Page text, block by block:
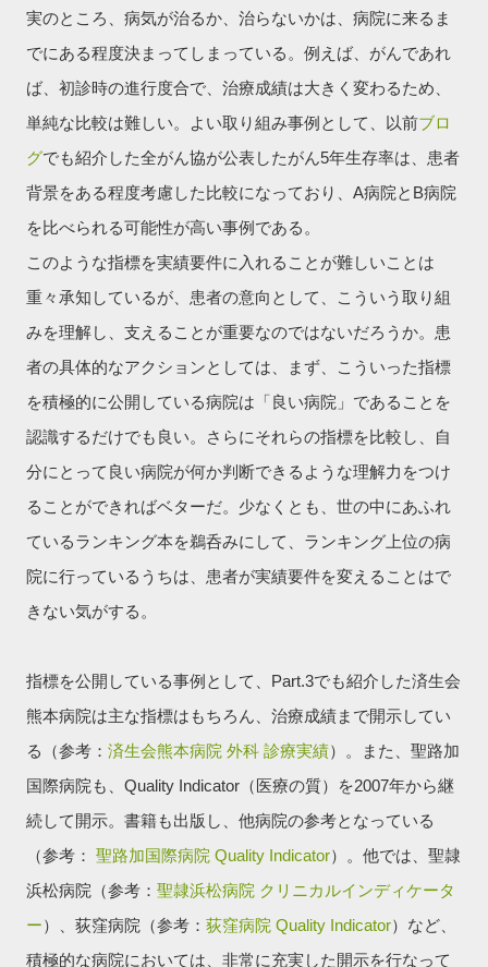
実のところ、病気が治るか、治らないかは、病院に来るま
でにある程度決まってしまっている。例えば、がんであれ
ば、初診時の進行度合で、治療成績は大きく変わるため、
単純な比較は難しい。よい取り組み事例として、以前ブロ
グでも紹介した全がん協が公表したがん5年生存率は、患者
背景をある程度考慮した比較になっており、A病院とB病院
を比べられる可能性が高い事例である。
このような指標を実績要件に入れることが難しいことは
重々承知しているが、患者の意向として、こういう取り組
みを理解し、支えることが重要なのではないだろうか。患
者の具体的なアクションとしては、まず、こういった指標
を積極的に公開している病院は「良い病院」であることを
認識するだけでも良い。さらにそれらの指標を比較し、自
分にとって良い病院が何か判断できるような理解力をつけ
ることができればベターだ。少なくとも、世の中にあふれ
ているランキング本を鵜呑みにして、ランキング上位の病
院に行っているうちは、患者が実績要件を変えることはで
きない気がする。
指標を公開している事例として、Part.3でも紹介した済生会
熊本病院は主な指標はもちろん、治療成績まで開示してい
る（参考： 済生会熊本病院 外科 診療実績）。また、聖路加
国際病院も、Quality Indicator（医療の質）を2007年から継
続して開示。書籍も出版し、他病院の参考となっている
（参考： 聖路加国際病院 Quality Indicator）。他では、聖隷
浜松病院（参考： 聖隷浜松病院 クリニカルインディケータ
ー）、荻窪病院（参考： 荻窪病院 Quality Indicator）など、
積極的な病院においては、非常に充実した開示を行なって